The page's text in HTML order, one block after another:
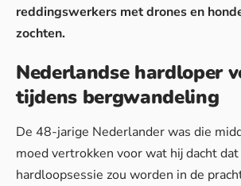
reddingswerkers met drones en
zochten.
Nederlandse hardloper
tijdens bergwandeling
De 48-jarige Nederlander was die
moed vertrokken voor wat hij dacht
hardloopsessie zou worden in de